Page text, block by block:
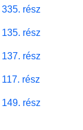
rész
rész
rész
rész
rész